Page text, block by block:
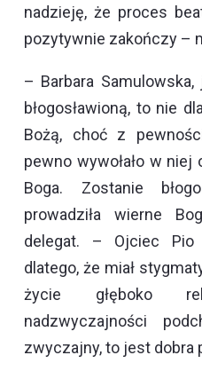
nadzieję, że proces
pozytywnie zakończy –
– Barbara
błogosławioną, to nie
Bożą, choć z
pewno wywołało w
Boga. Zostanie
prowadziła wierne
delegat. – Ojciec Pio
dlatego, że miał
życie głęboko
nadzwyczajności
zwyczajny, to jest dobra